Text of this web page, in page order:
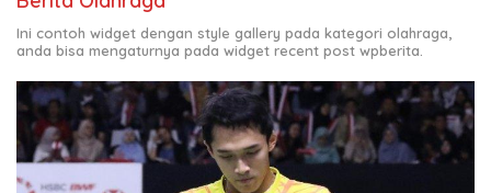
Ini contoh widget dengan style gallery pada kategori olahraga,
anda bisa mengaturnya pada widget recent post wpberita.